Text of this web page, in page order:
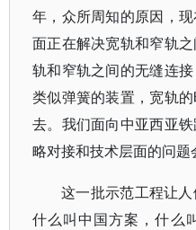
年，众所周知的原因，
面正在解决宽轨和窄轨
轨和窄轨之间的无缝连
类似弹簧的装置，宽轨
去。我们面向中亚西亚
略对接和技术层面的问题
这一批示范工程让
什么叫中国方案，什么